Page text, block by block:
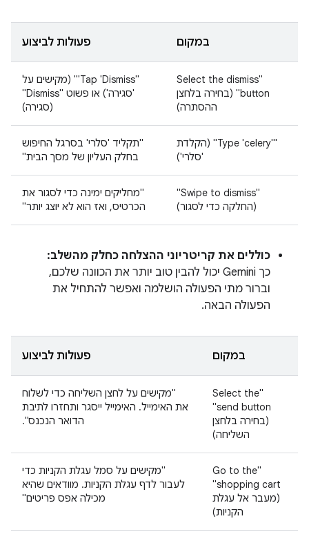
במקום פעולות לביצוע
‫"Select the dismiss
button" ‏(בחירה בלחצן
ההסתרה)
‫"Tap 'Dismiss'" (מקישים על
'סגירה') או פשוט "Dismiss"
(סגירה)
‫"Type 'celery'‎" ‏(הקלדת
'סלרי')
"תקליד 'סלרי' בסרגל החיפוש
בחלק העליון של מסך הבית"
"Swipe to dismiss"
(החלקה כדי לסגור)
"מחליקים ימינה כדי לסגור את
הכרטיס, ואז הוא לא יוצג יותר"
כוללים את קריטריוני ההצלחה כחלק מהשלב:
כך Gemini יכול להבין טוב יותר את הכוונה שלכם,
וברור מתי הפעולה הושלמה ואפשר להתחיל את
הפעולה הבאה.
במקום פעולות לביצוע
‫"Select the
send button"
(בחירה בלחצן
השליחה)
"מקישים על לחצן השליחה כדי לשלוח
את האימייל. האימייל ייסגר ותחזרו לתיבת
הדואר הנכנס".
‫"Go to the
shopping cart"‏
(מעבר אל עגלת
הקניות)
"מקישים על סמל עגלת הקניות כדי
לעבור לדף עגלת הקניות. מוודאים שהיא
מכילה אפס פריטים"